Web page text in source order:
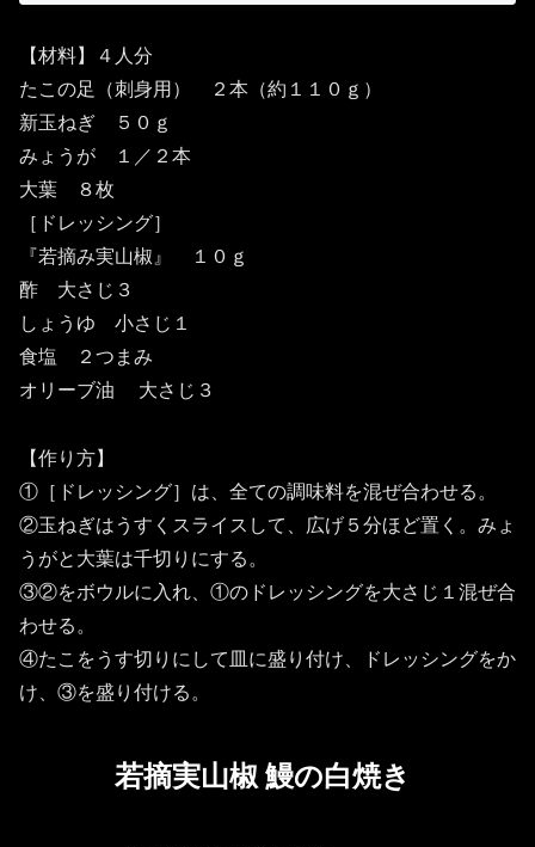
【材料】４人分
たこの足（刺身用） ２本（約１１０ｇ）
新玉ねぎ ５０ｇ
みょうが １／２本
大葉 ８枚
［ドレッシング］
『若摘み実山椒』 １０ｇ
酢 大さじ３
しょうゆ 小さじ１
食塩 ２つまみ
オリーブ油 大さじ３
【作り方】
①［ドレッシング］は、全ての調味料を混ぜ合わせる。
②玉ねぎはうすくスライスして、広げ５分ほど置く。みょ
うがと大葉は千切りにする。
③②をボウルに入れ、①のドレッシングを大さじ１混ぜ合
わせる。
④たこをうす切りにして皿に盛り付け、ドレッシングをか
け、③を盛り付ける。
若摘実山椒 鰻の白焼き